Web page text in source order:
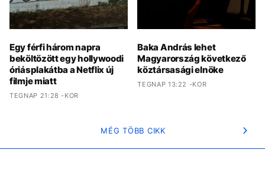
Egy férfi három napra
beköltözött egy hollywoodi
óriásplakátba a Netflix új
filmje miatt
TEGNAP 21:28 -KOR
Baka András lehet
Magyarország következő
köztársasági elnöke
TEGNAP 13:22 -KOR
MÉG TÖBB CIKK